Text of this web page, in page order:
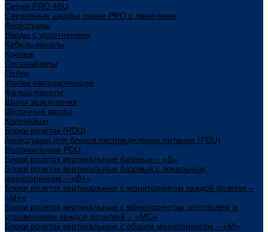
Серия PRO 48U
Серверные шкафы серии PRO с ламелями
Аксессуары
Вводы с уплотнением
Кабель-каналы
Крепеж
Органайзеры
Полки
Уголки направляющие
Фальш-панели
Шины заземления
Щеточные вводы
Колокейшн
Блоки розеток (PDU)
Аксессуары для блоков распределения питания (PDU)
Вертикальные PDU
Блоки розеток вертикальные базовые – «В»
Блоки розеток вертикальные базовый с локальным
мониторингом – «В+»
Блоки розеток вертикальные с мониторингом каждой розетки –
«М+»
Блоки розеток вертикальные с мониторингом, контролем и
управлением каждой розеткой – «МС»
Блоки розеток вертикальные с общим мониторингом – «М»